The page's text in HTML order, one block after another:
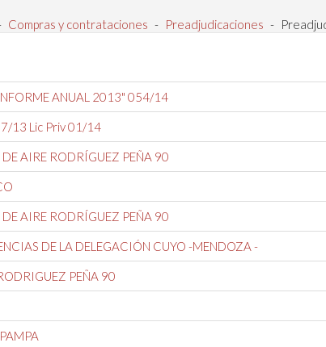
Compras y contrataciones - Preadjudicaciones -
ANUAL 2013" 054/14
13 Lic Priv 01/14
AIRE RODRÍGUEZ PEÑA 90
AIRE RODRÍGUEZ PEÑA 90
DE LA DELEGACIÓN CUYO -MENDOZA -
PEÑA 90